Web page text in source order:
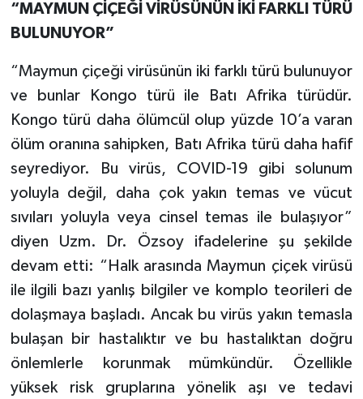
“MAYMUN ÇİÇEĞİ VİRÜSÜNÜN İKİ FARKLI TÜRÜ
BULUNUYOR”
“Maymun çiçeği virüsünün iki farklı türü bulunuyor
ve bunlar Kongo türü ile Batı Afrika türüdür.
Kongo türü daha ölümcül olup yüzde 10’a varan
ölüm oranına sahipken, Batı Afrika türü daha hafif
seyrediyor. Bu virüs, COVID-19 gibi solunum
yoluyla değil, daha çok yakın temas ve vücut
sıvıları yoluyla veya cinsel temas ile bulaşıyor”
diyen Uzm. Dr. Özsoy ifadelerine şu şekilde
devam etti: “Halk arasında Maymun çiçek virüsü
ile ilgili bazı yanlış bilgiler ve komplo teorileri de
dolaşmaya başladı. Ancak bu virüs yakın temasla
bulaşan bir hastalıktır ve bu hastalıktan doğru
önlemlerle korunmak mümkündür. Özellikle
yüksek risk gruplarına yönelik aşı ve tedavi